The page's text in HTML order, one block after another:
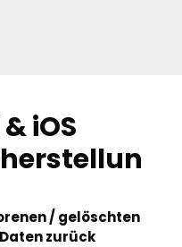
iOS
/ gelöschten
zurück